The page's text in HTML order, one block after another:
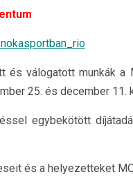
és válogatott munkák a
25. és december 11.
egybekötött
és a helyezetteket